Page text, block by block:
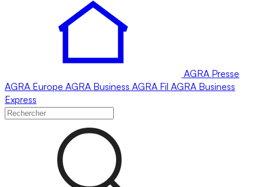
AGRA Presse
AGRA Europe AGRA Business AGRA Fil AGRA Business
Express